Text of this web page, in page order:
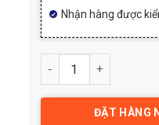
Nhận hàng được
Giàn vắt khăn cao
ĐẶT HÀNG